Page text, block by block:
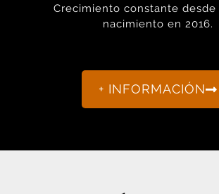
Crecimiento constante desde
nacimiento en 2016.
+ INFORMACIÓN